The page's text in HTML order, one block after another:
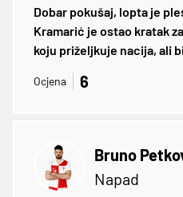
Dobar pokušaj, lopta je
Kramarić je ostao kratak
koju priželjkuje nacija, ali
Ocjena 6
Bruno
Napad